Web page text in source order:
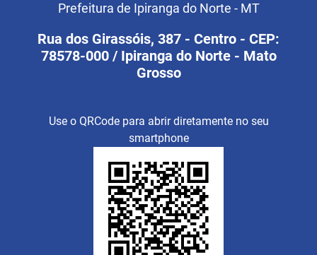
Prefeitura de Ipiranga do Norte - MT
Rua dos Girassóis, 387 - Centro - CEP:
78578-000 / Ipiranga do Norte - Mato
Grosso
Use o QRCode para abrir diretamente no seu
smartphone